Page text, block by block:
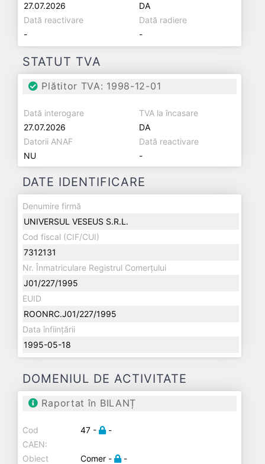
27.07.2026
DA
Dată reactivare
-
Dată radiere
-
STATUT TVA
Plătitor TVA: 1998-12-01
Dată interogare
27.07.2026
TVA la încasare
DA
Datorii ANAF
NU
Dată reactivare
-
DATE IDENTIFICARE
Denumire firmă
UNIVERSUL VESEUS S.R.L.
Cod fiscal (CIF/CUI)
7312131
Nr. Înmatriculare Registrul Comerțului
J01/227/1995
EUID
ROONRC.J01/227/1995
Data înființării
1995-05-18
DOMENIUL DE ACTIVITATE
Raportat în BILANȚ
Cod
CAEN:
47 - -
Obiect
Comer - -